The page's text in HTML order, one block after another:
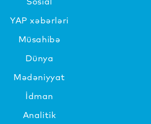
YAP xəbərləri
Müsahibə
Dünya
Mədəniyyat
İdman
Analitik